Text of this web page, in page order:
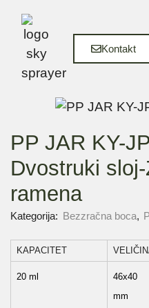
Kontakt
PP JAR KY-
Dvostruki
ramena
Kategorija: Bezzračna boca,
KAPACITET
20 ml
46x40
mm